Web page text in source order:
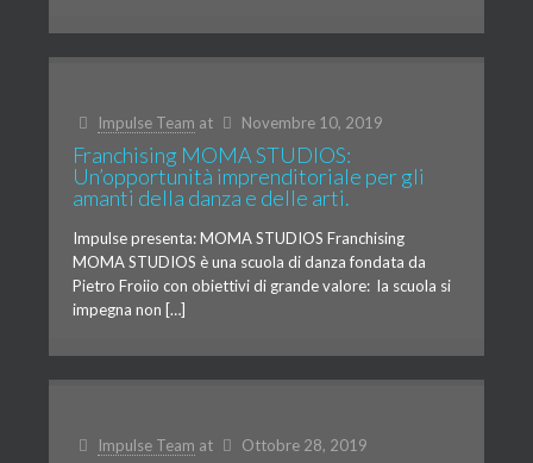
Impulse Team at Novembre 10, 2019
Franchising MOMA STUDIOS:
Un’opportunità imprenditoriale per gli
amanti della danza e delle arti.
Impulse presenta: MOMA STUDIOS Franchising
MOMA STUDIOS è una scuola di danza fondata da
Pietro Froiio con obiettivi di grande valore: la scuola si
impegna non […]
Impulse Team at Ottobre 28, 2019